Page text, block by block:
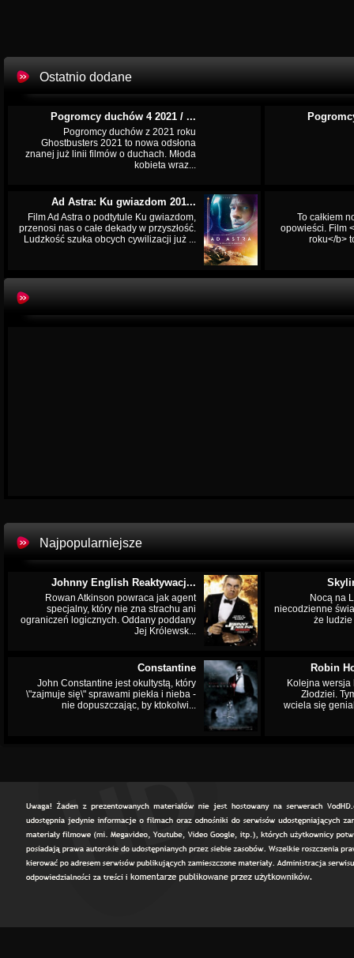
Ostatnio dodane
Pogromcy duchów 4 2021 / ...
Pogromcy duchów z 2021 roku
Ghostbusters 2021 to nowa odsłona
znanej już linii filmów o duchach. Młoda
kobieta wraz...
Ad Astra: Ku gwiazdom 201...
Film Ad Astra o podtytule Ku gwiazdom,
przenosi nas o całe dekady w przyszłość.
Ludzkość szuka obcych cywilizacji już ...
To całkiem
opowieści. Film
roku</b>
Najpopularniejsze
Johnny English Reaktywacj...
Rowan Atkinson powraca jak agent
specjalny, który nie zna strachu ani
ograniczeń logicznych. Oddany poddany
Jej Królewsk...
Nocą na
niecodzienne
że
Constantine
John Constantine jest okultystą, który
\"zajmuje się\" sprawami piekła i nieba -
nie dopuszczając, by ktokolwi...
Robin
Kolejna wersja
Złodziei.
wciela się